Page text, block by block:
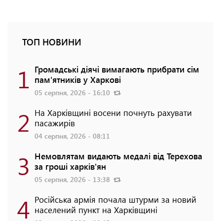
ТОП НОВИНИ
1 Громадські діячі вимагають прибрати сім
пам'ятників у Харкові
05 серпня, 2026 - 16:10
2 На Харківщині восени почнуть рахувати
пасажирів
04 серпня, 2026 - 08:11
3 Немовлятам видають медалі від Терехова
за гроші харків'ян
05 серпня, 2026 - 13:38
4 Російська армія почала штурми за новий
населений пункт на Харківщині